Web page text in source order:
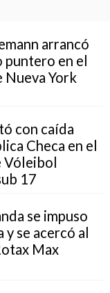
arrancó
puntero en el
Nueva York
con caída
Checa en el
Vóleibol
17
se impuso
se acercó al
Max